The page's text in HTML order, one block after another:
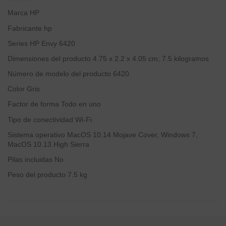
Marca ‎HP
Fabricante ‎hp
Series ‎HP Envy 6420
Dimensiones del producto ‎4.75 x 2.2 x 4.05 cm; 7.5 kilogramos
Número de modelo del producto ‎6420
Color ‎Gris
Factor de forma ‎Todo en uno
Tipo de conectividad ‎Wi-Fi
Sistema operativo ‎MacOS 10.14 Mojave Cover, Windows 7,
MacOS 10.13 High Sierra
Pilas incluidas ‎No
Peso del producto ‎7.5 kg